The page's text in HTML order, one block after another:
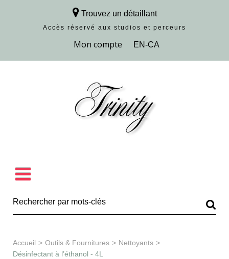
Trouvez un détaillant
Accès réservé aux studios et perceurs
Découvrir la collection
Accueil > Outils & Fournitures > Nettoyants >
Désinfectant à l’éthanol - 4L